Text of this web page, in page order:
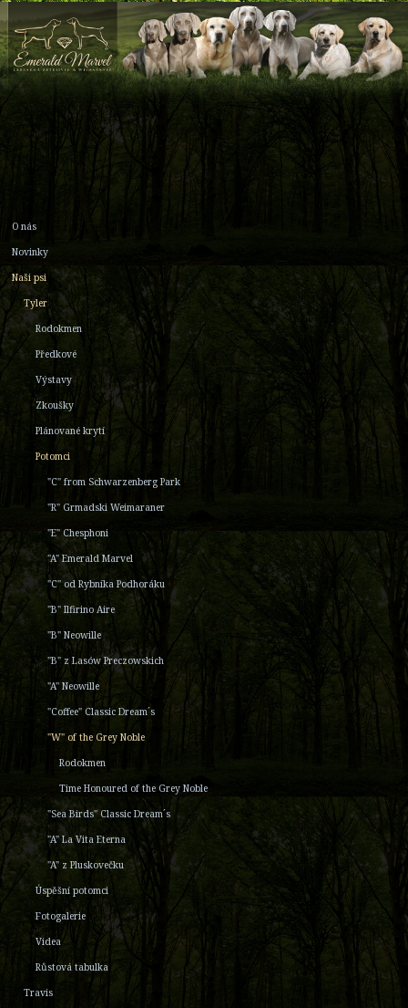
O nás
Novinky
Naši psi
Tyler
Rodokmen
Předkové
Výstavy
Zkoušky
Plánované krytí
Potomci
"C" from Schwarzenberg Park
"R" Grmadski Weimaraner
"E" Chesphoni
"A" Emerald Marvel
"C" od Rybníka Podhoráku
"B" Ilfirino Aire
"B" Neowille
"B" z Lasów Preczowskich
"A" Neowille
"Coffee" Classic Dream´s
"W" of the Grey Noble
Rodokmen
Time Honoured of the Grey Noble
"Sea Birds" Classic Dream´s
"A" La Vita Eterna
"A" z Pluskovečku
Úspěšní potomci
Fotogalerie
Videa
Růstová tabulka
Travis